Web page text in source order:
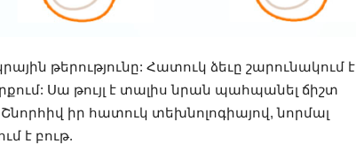
թերությունը: Հատուկ ձեւը շարունակում է
Սա թույլ է տալիս նրան պահպանել ճիշտ
իր հատուկ տեխնոլոգիայով, նորմալ
է բութ.